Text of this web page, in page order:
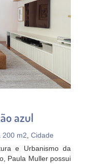
azul
200 m2, Cidade
e Urbanismo da
Paula Muller possui